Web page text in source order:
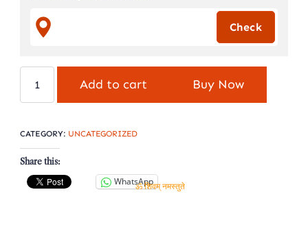
लकड़ी
woods
navgrah
Add to cart Buy Now
CATEGORY: UNCATEGORIZED
Share this:
WhatsApp